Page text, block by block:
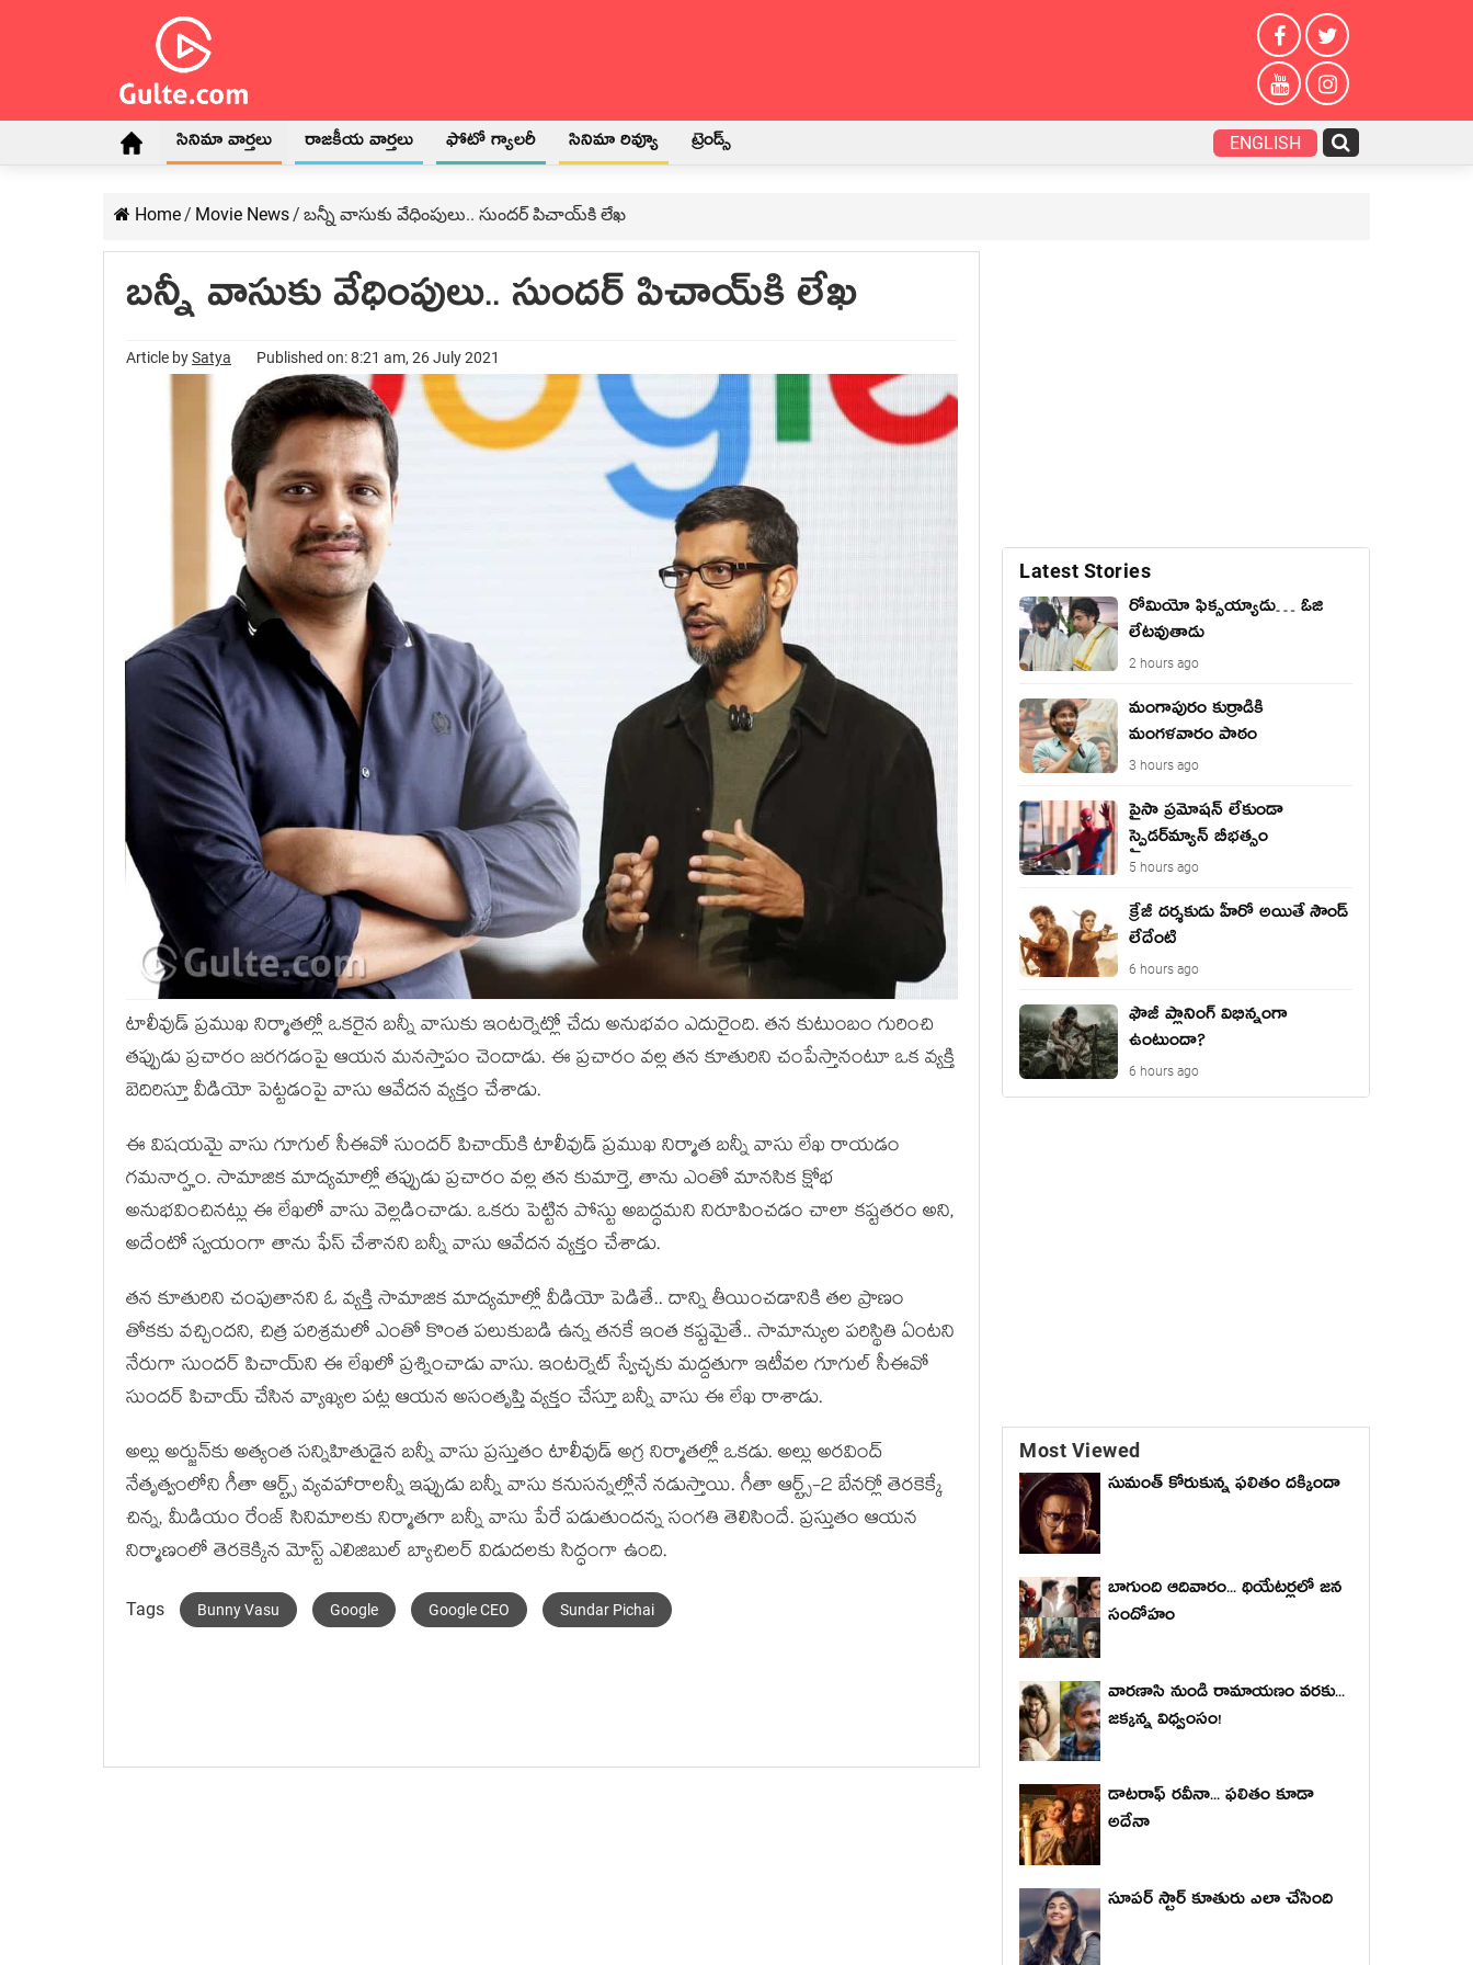
సినిమా వార్తలు రాజకీయ వార్తలు ఫోటో గ్యాలరీ సినిమా రివ్యూ ట్రెండ్స్ ENGLISH
Home/ Movie News/ బ‌న్నీ వాసుకు వేధింపులు.. సుంద‌ర్ పిచాయ్‌కి లేఖ‌
బ‌న్నీ వాసుకు వేధింపులు.. సుంద‌ర్ పిచాయ్‌కి లేఖ‌
Article bySatya Published on: 8:21 am, 26 July 2021
టాలీవుడ్ ప్ర‌ముఖ నిర్మాత‌ల్లో ఒక‌రైన బ‌న్నీ వాసుకు ఇంట‌ర్నెట్లో చేదు అనుభ‌వం ఎదురైంది. త‌న కుటుంబం గురించి
త‌ప్పుడు ప్ర‌చారం జ‌ర‌గ‌డంపై ఆయ‌న మ‌న‌స్తాపం చెందాడు. ఈ ప్ర‌చారం వ‌ల్ల త‌న‌ కూతురిని చంపేస్తానంటూ ఒక వ్య‌క్తి
బెదిరిస్తూ వీడియో పెట్ట‌డంపై వాసు ఆవేద‌న వ్య‌క్తం చేశాడు.
ఈ విష‌య‌మై వాసు గూగుల్‌ సీఈవో సుందర్‌ పిచాయ్‌కి టాలీవుడ్‌ ప్రముఖ నిర్మాత బన్నీ వాసు లేఖ రాయ‌డం
గ‌మ‌నార్హం. సామాజిక మాద్యమాల్లో తప్పుడు ప్రచారం వల్ల తన కుమార్తె, తాను ఎంతో మానసిక క్షోభ
అనుభవించినట్లు ఈ లేఖలో వాసు వెల్లడించాడు. ఒకరు పెట్టిన పోస్టు అబద్ధమని నిరూపించడం చాలా కష్టతరం అని,
అదేంటో స్వయంగా తాను ఫేస్‌ చేశానని బ‌న్నీ వాసు ఆవేదన వ్యక్తం చేశాడు.
తన కూతురిని చంపుతానని ఓ వ్యక్తి సామాజిక మాద్యమాల్లో వీడియో పెడితే.. దాన్ని తీయించడానికి తల ప్రాణం
తోకకు వచ్చిందని, చిత్ర పరిశ్రమలో ఎంతో కొంత పలుకుబడి ఉన్న తనకే ఇంత కష్టమైతే.. సామాన్యుల పరిస్థితి ఏంటని
నేరుగా సుందర్‌ పిచాయ్‌ని ఈ లేఖ‌లో ప్రశ్నించాడు వాసు. ఇంటర్నెట్‌ స్వేచ్ఛకు మద్దతుగా ఇటీవల గూగుల్‌ సీఈవో
సుందర్‌ పిచాయ్‌ చేసిన వ్యాఖ్యల పట్ల ఆయన అసంతృప్తి వ్యక్తం చేస్తూ బన్నీ వాసు ఈ లేఖ రాశాడు.
అల్లు అర్జున్‌కు అత్యంత స‌న్నిహితుడైన బ‌న్నీ వాసు ప్ర‌స్తుతం టాలీవుడ్ అగ్ర నిర్మాత‌ల్లో ఒక‌డు. అల్లు అర‌వింద్
నేతృత్వంలోని గీతా ఆర్ట్స్ వ్య‌వ‌హారాల‌న్నీ ఇప్పుడు బ‌న్నీ వాసు క‌నుస‌న్న‌ల్లోనే న‌డుస్తాయి. గీతా ఆర్ట్స్-2 బేన‌ర్లో తెర‌కెక్కే
చిన్న‌, మీడియం రేంజ్ సినిమాల‌కు నిర్మాత‌గా బ‌న్నీ వాసు పేరే ప‌డుతుంద‌న్న సంగ‌తి తెలిసిందే. ప్ర‌స్తుతం ఆయ‌న
నిర్మాణంలో తెర‌కెక్కిన మోస్ట్ ఎలిజిబుల్ బ్యాచిల‌ర్ విడుద‌ల‌కు సిద్ధంగా ఉంది.
Tags Bunny Vasu Google Google CEO Sundar Pichai
Latest Stories
రోమియో ఫిక్సయ్యాడు… ఓజి
లేటవుతాడు
2 hours ago
మంగాపురం కుర్రాడికి
మంగళవారం పాఠం
3 hours ago
పైసా ప్రమోషన్ లేకుండా
స్పైడర్‌మ్యాన్ బీభత్సం
5 hours ago
క్రేజీ దర్శకుడు హీరో అయితే సౌండ్
లేదేంటి
6 hours ago
ఫౌజీ ప్లానింగ్ విభిన్నంగా
ఉంటుందా?
6 hours ago
Most Viewed
సుమంత్ కోరుకున్న ఫలితం దక్కిందా
బాగుంది ఆదివారం... థియేటర్లలో జన
సందోహం
వారణాసి నుండి రామాయణం వరకు...
జక్కన్న విధ్వంసం!
డాటరాఫ్ రవీనా... ఫలితం కూడా
అదేనా
సూపర్ స్టార్ కూతురు ఎలా చేసింది